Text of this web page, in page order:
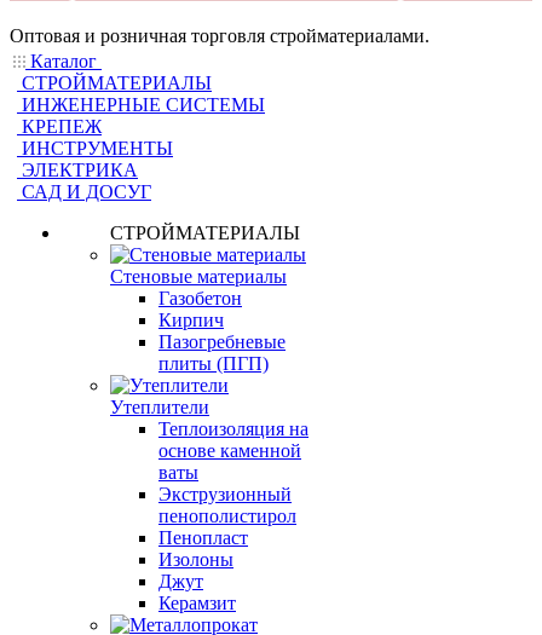
Оптовая и розничная торговля стройматериалами.
Каталог
СТРОЙМАТЕРИАЛЫ
ИНЖЕНЕРНЫЕ СИСТЕМЫ
КРЕПЕЖ
ИНСТРУМЕНТЫ
ЭЛЕКТРИКА
САД И ДОСУГ
СТРОЙМАТЕРИАЛЫ
Стеновые материалы
Газобетон
Кирпич
Пазогребневые
плиты (ПГП)
Утеплители
Теплоизоляция на
основе каменной
ваты
Экструзионный
пенополистирол
Пенопласт
Изолоны
Джут
Керамзит